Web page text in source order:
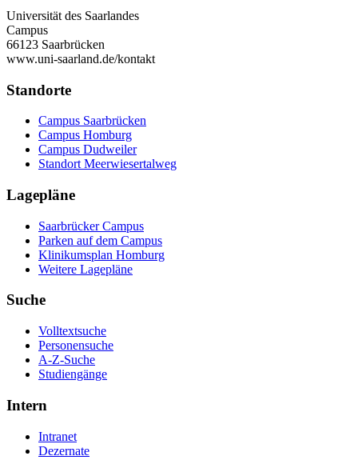
Universität des Saarlandes
Campus
66123 Saarbrücken
www.uni-saarland.de/kontakt
Standorte
Campus Saarbrücken
Campus Homburg
Campus Dudweiler
Standort Meerwiesertalweg
Lagepläne
Saarbrücker Campus
Parken auf dem Campus
Klinikumsplan Homburg
Weitere Lagepläne
Suche
Volltextsuche
Personensuche
A-Z-Suche
Studiengänge
Intern
Intranet
Dezernate